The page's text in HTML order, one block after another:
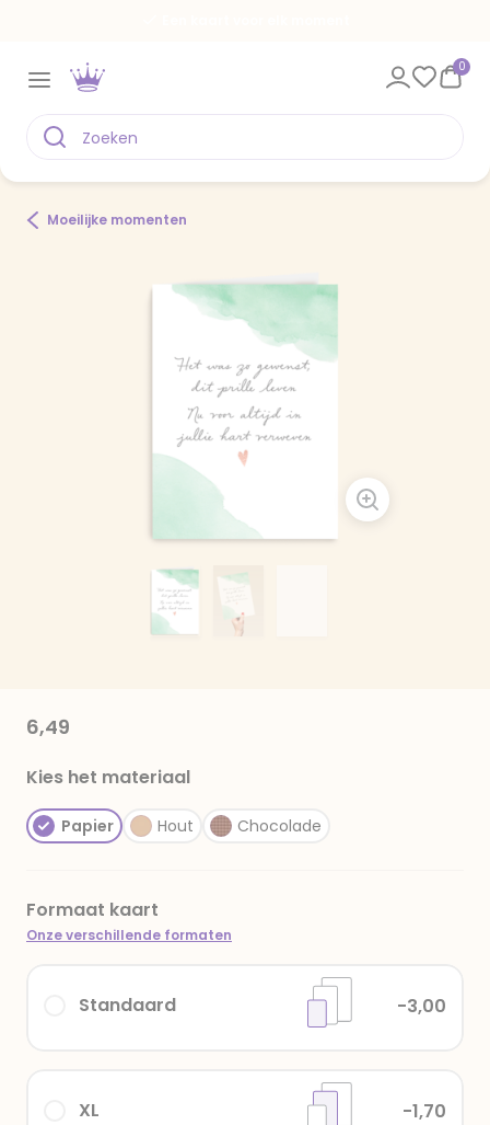
0
Moeilijke momenten
6,49
Kies het materiaal
Papier Hout Chocolade
Formaat kaart
Onze verschillende formaten
XL -1,70
Standaard -3,00